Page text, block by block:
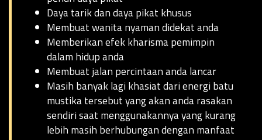
Daya tarik dan daya pikat khusus
Membuat wanita nyaman didekat anda
Memberikan efek kharisma pemimpin
dalam hidup anda
Membuat jalan percintaan anda lancar
Masih banyak lagi khasiat dari energi batu
mustika tersebut yang akan anda rasakan
sendiri saat menggunakannya yang kurang
lebih masih berhubungan dengan manfaat